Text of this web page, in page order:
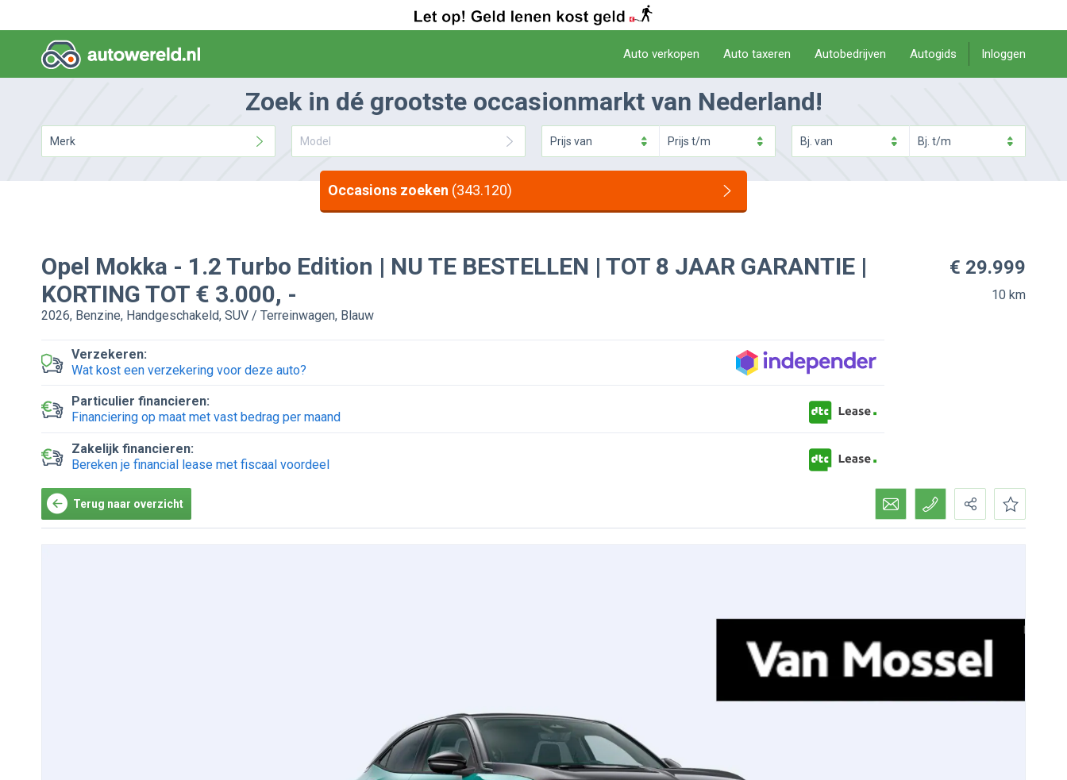
Auto verkopen Auto taxeren Autobedrijven Autogids Inloggen
Zoek in dé grootste occasionmarkt van Nederland!
Merk Model Prijs van Prijs t/m Bj. van Bj. t/m
Occasions zoeken (343.120)
Opel Mokka - 1.2 Turbo Edition | NU TE BESTELLEN | TOT 8 JAAR GARANTIE |
KORTING TOT € 3.000, -
2026, Benzine, Handgeschakeld, SUV / Terreinwagen, Blauw
€ 29.999
10 km
Verzekeren:
Wat kost een verzekering voor deze auto?
Particulier financieren:
Financiering op maat met vast bedrag per maand
Zakelijk financieren:
Bereken je financial lease met fiscaal voordeel
Terug naar overzicht